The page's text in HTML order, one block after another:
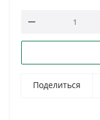
Поделиться